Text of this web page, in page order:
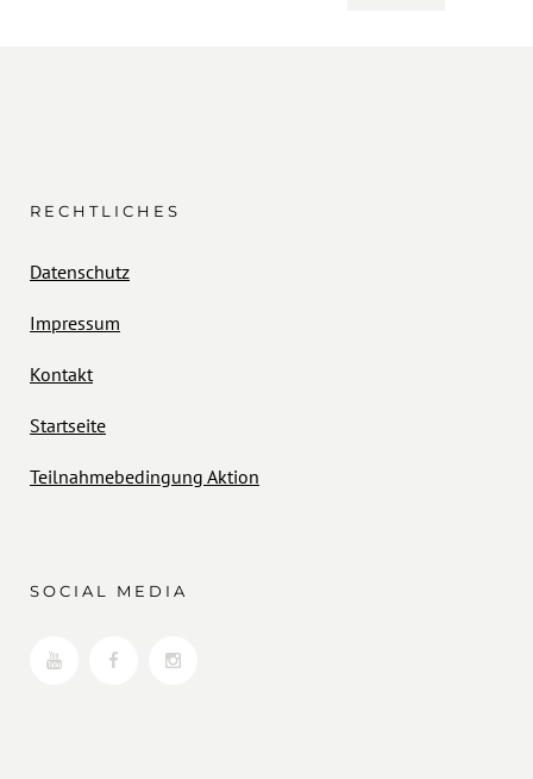
RECHTLICHES
Datenschutz
Impressum
Kontakt
Startseite
Teilnahmebedingung Aktion
SOCIAL MEDIA